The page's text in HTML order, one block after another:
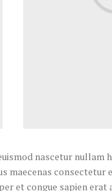
nascetur
maecenas
et congue sapien